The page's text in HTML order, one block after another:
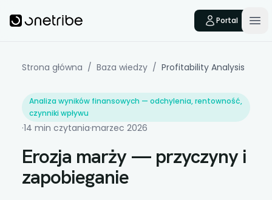
Onetribe
Portal
Strona główna / Baza wiedzy / Profitability Analysis
Analiza wyników finansowych — odchylenia, rentowność,
czynniki wpływu
·14 min czytania·marzec 2026
Erozja marży — przyczyny i
zapobieganie